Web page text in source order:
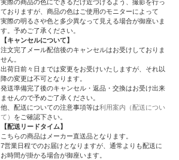
実際の商品の色にできるだけ近づけるよう、撮影を行っ
ておりますが、商品の色はご使用のモニターによって
実際の明るさや色と多少異なって見える場合が御座いま
す。予めご了承ください。
【キャンセルについて】
注文完了メール配信後のキャンセルはお受けしておりま
せん。
出荷日前々日までは変更をお受けいたしますが、それ以
降の変更は不可となります。
発送準備完了後のキャンセル・返品・交換はお受け出来
ませんので予めご了承ください。
他、配送についての注意事項等は利用案内（配送につい
て） をご確認下さい。
【配送リードタイム】
こちらの商品はメーカー直送品となります。
7営業日程でのお届けとなりますが、通常よりも配送に
お時間が掛かる場合が御座います。